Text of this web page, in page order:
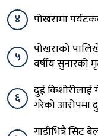
४
पोखरामा
५
पोखराको
वर्षीय सुनारको
६
दुई
गरेको आरोपमा
गाडीभित्रै सिट